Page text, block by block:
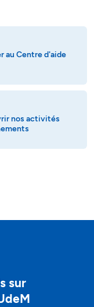
au Centre d'aide
nos activités
sur